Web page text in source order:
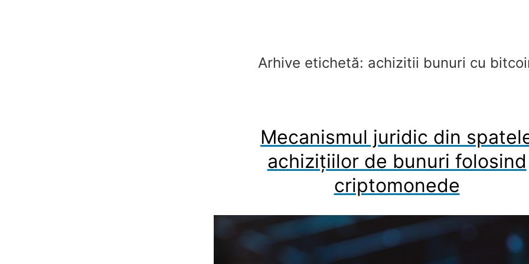
Arhive etichetă: achizitii bunuri cu
Mecanismul juridic din
achizițiilor de bunuri folosind
criptomonede